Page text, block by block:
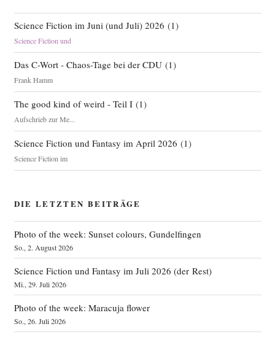
Science Fiction im Juni (und Juli) 2026 (1)
Science Fiction und
Das C-Wort - Chaos-Tage bei der CDU(1)
Frank Hamm
The good kind of weird - Teil I(1)
Aufschrieb zur Me...
Science Fiction und Fantasy im April 2026 (1)
Science Fiction im
DIE LETZTEN BEITRÄGE
Photo of the week: Sunset colours, Gundelfingen
So., 2. August 2026
Science Fiction und Fantasy im Juli 2026 (der Rest)
Mi., 29. Juli 2026
Photo of the week: Maracuja flower
So., 26. Juli 2026